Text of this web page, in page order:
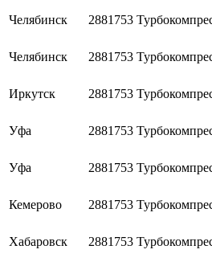
Челябинск 2881753
Челябинск 2881753
Иркутск 2881753
Уфа 2881753
Уфа 2881753
Кемерово 2881753
Хабаровск 2881753